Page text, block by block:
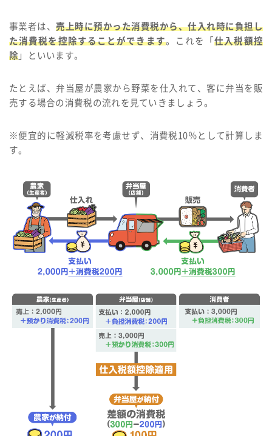
事業者は、売上時に預かった消費税から、仕入れ時に負担し
た消費税を控除することができます。これを「仕入税額控
除 」といいます。
たとえば、弁当屋が農家から野菜を仕入れて、客に弁当を販
売する場合の消費税の流れを見ていきましょう。
※便宜的に軽減税率を考慮せず、消費税10％として計算しま
す。